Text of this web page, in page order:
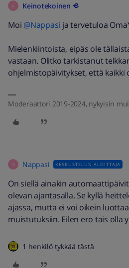
K Keinotekoinen
Moi @Nappasi ja tervetuloa
Mielenkiintoista, eipäs ole
vastaan. Olitko tarkistanut
ohjelmistopäivitykset, että kaikki
Moderaattori 2019-2024, nykyisin
N Nappasi KESKUSTELUN ALOITTAJA
On siellä ainakin
olevan ajantasalla. Se kyllä
ajassa, mutta ei voi oikein
muistutuksiin. Eilen ero tais olla
1 henkilö tykkää tästä